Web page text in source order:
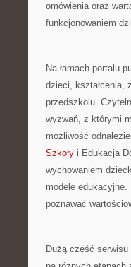
omówienia oraz
funkcjonowaniem
Na łamach portalu
dzieci, kształcenia,
przedszkolu.
wyzwań, z którymi
możliwość
Szkoły i Edukacja
wychowaniem
modele
poznawać
Dużą część